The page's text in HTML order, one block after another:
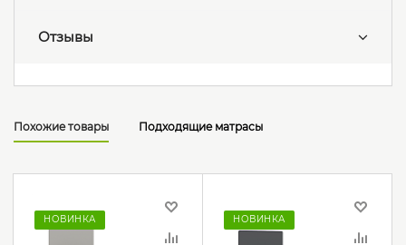
Отзывы
Похожие товары Подходящие матрасы
НОВИНКА НОВИНКА